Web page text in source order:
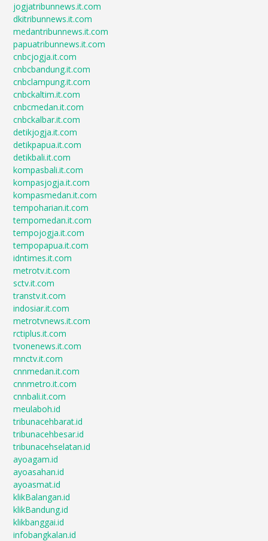
jogjatribunnews.it.com
dkitribunnews.it.com
medantribunnews.it.com
papuatribunnews.it.com
cnbcjogja.it.com
cnbcbandung.it.com
cnbclampung.it.com
cnbckaltim.it.com
cnbcmedan.it.com
cnbckalbar.it.com
detikjogja.it.com
detikpapua.it.com
detikbali.it.com
kompasbali.it.com
kompasjogja.it.com
kompasmedan.it.com
tempoharian.it.com
tempomedan.it.com
tempojogja.it.com
tempopapua.it.com
idntimes.it.com
metrotv.it.com
sctv.it.com
transtv.it.com
indosiar.it.com
metrotvnews.it.com
rctiplus.it.com
tvonenews.it.com
mnctv.it.com
cnnmedan.it.com
cnnmetro.it.com
cnnbali.it.com
meulaboh.id
tribunacehbarat.id
tribunacehbesar.id
tribunacehselatan.id
ayoagam.id
ayoasahan.id
ayoasmat.id
klikBalangan.id
klikBandung.id
klikbanggai.id
infobangkalan.id